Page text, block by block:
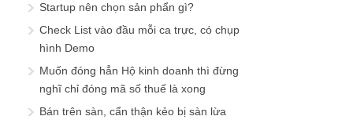
Startup nên chọn sản phẩn gì?
Check List vào đầu mỗi ca trực, có chụp
hình Demo
Muốn đóng hẳn Hộ kinh doanh thì đừng
nghĩ chỉ đóng mã số thuế là xong
Bán trên sàn, cẩn thận kẻo bị sàn lừa